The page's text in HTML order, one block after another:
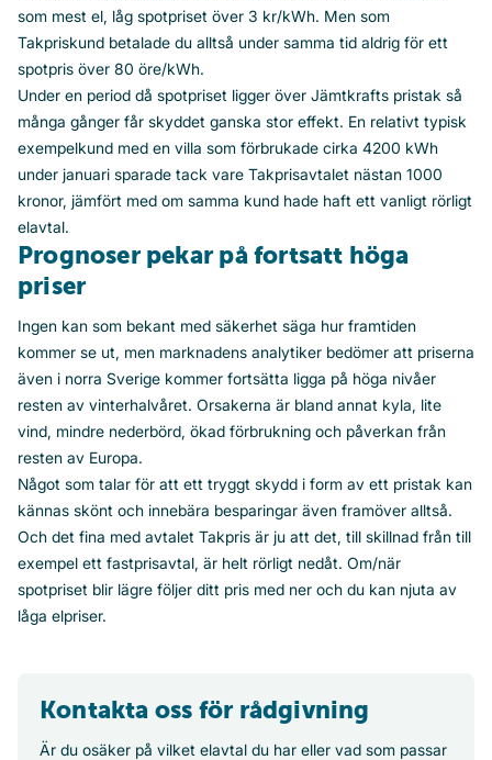
som mest el, låg spotpriset över 3 kr/kWh. Men som
Takpriskund betalade du alltså under samma tid aldrig för ett
spotpris över 80 öre/kWh.
Under en period då spotpriset ligger över Jämtkrafts pristak så
många gånger får skyddet ganska stor effekt. En relativt typisk
exempelkund med en villa som förbrukade cirka 4200 kWh
under januari sparade tack vare Takprisavtalet nästan 1000
kronor, jämfört med om samma kund hade haft ett vanligt rörligt
elavtal.
Prognoser pekar på fortsatt höga
priser
Ingen kan som bekant med säkerhet säga hur framtiden
kommer se ut, men marknadens analytiker bedömer att priserna
även i norra Sverige kommer fortsätta ligga på höga nivåer
resten av vinterhalvåret. Orsakerna är bland annat kyla, lite
vind, mindre nederbörd, ökad förbrukning och påverkan från
resten av Europa.
Något som talar för att ett tryggt skydd i form av ett pristak kan
kännas skönt och innebära besparingar även framöver alltså.
Och det fina med avtalet Takpris är ju att det, till skillnad från till
exempel ett fastprisavtal, är helt rörligt nedåt. Om/när
spotpriset blir lägre följer ditt pris med ner och du kan njuta av
låga elpriser.
Kontakta oss för rådgivning
Är du osäker på vilket elavtal du har eller vad som passar